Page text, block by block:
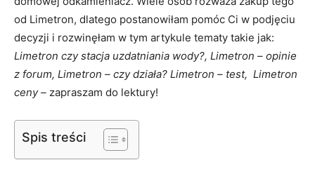
od Limetron, dlatego postanowiłam pomóc Ci w podjęciu
decyzji i rozwinęłam w tym artykule tematy takie jak:
Limetron czy stacja uzdatniania wody?, Limetron – opinie
z forum, Limetron – czy działa? Limetron – test, Limetron
ceny – zapraszam do lektury!
Spis treści